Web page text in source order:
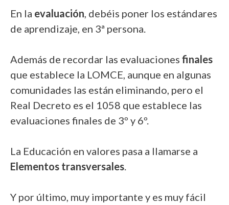
En la evaluación, debéis poner los estándares
de aprendizaje, en 3ª persona.
Además de recordar las evaluaciones finales
que establece la LOMCE, aunque en algunas
comunidades las están eliminando, pero el
Real Decreto es el 1058 que establece las
evaluaciones finales de 3º y 6º.
La Educación en valores pasa a llamarse a
Elementos transversales.
Y por último, muy importante y es muy fácil